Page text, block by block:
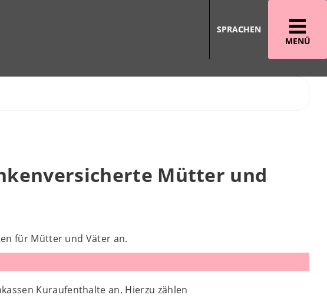
MENÜ
SPRACHEN
Mütter und
für Mütter und Väter an.
Kuraufenthalte an. Hierzu zählen